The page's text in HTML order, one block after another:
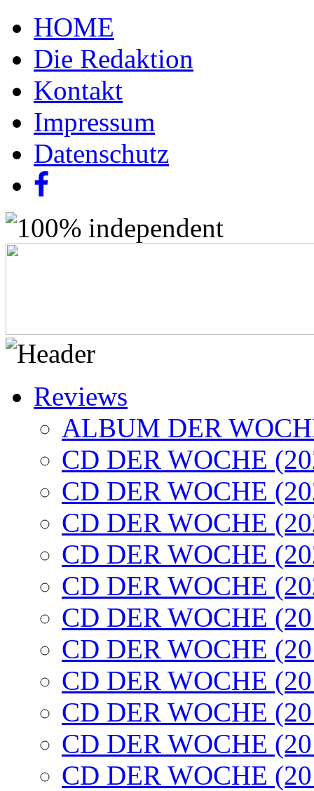
HOME
Die Redaktion
Kontakt
Impressum
Datenschutz
Reviews
ALBUM DER
CD DER WOCHE
CD DER WOCHE
CD DER WOCHE
CD DER WOCHE
CD DER WOCHE
CD DER WOCHE
CD DER WOCHE
CD DER WOCHE
CD DER WOCHE
CD DER WOCHE
CD DER WOCHE